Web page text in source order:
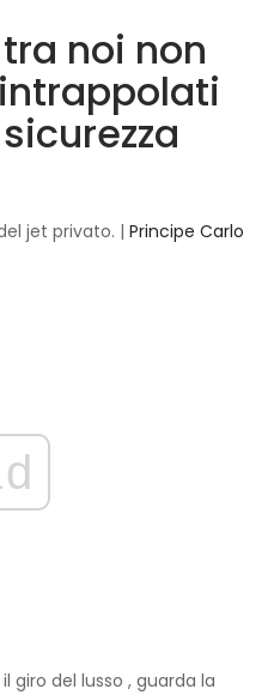
noi non
jet privato. | Principe Carlo
giro del lusso , guarda la